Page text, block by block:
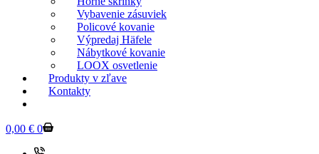
Vybavenie zásuviek
Policové kovanie
Výpredaj Häfele
Nábytkové kovanie
LOOX osvetlenie
Produkty v zľave
Kontakty
0,00 € 0